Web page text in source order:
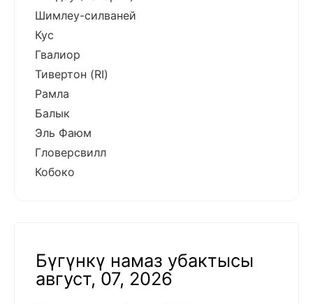
Шимлеу-силваней
Кус
Гвалиор
Тивертон (RI)
Рамла
Балык
Эль Фаюм
Гловерсвилл
Кобоко
Бүгүнкү намаз убактысы
август, 07, 2026